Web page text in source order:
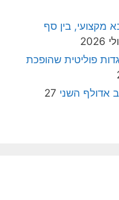
מקצועי, בין סף
פוליטית שהופכת
אדולף השני 27